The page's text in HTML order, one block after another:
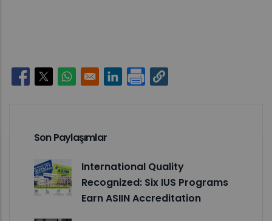
Opens in a new window
Opens in a new window
Opens in a new window
Opens in a new window
Son Paylaşımlar
International Quality
Recognized: Six IUS Programs
Earn ASIIN Accreditation